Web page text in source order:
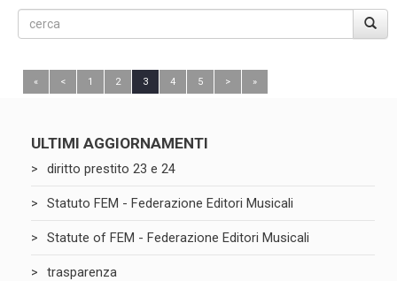
« < 1 2 3 4 5 > »
ULTIMI AGGIORNAMENTI
diritto prestito 23 e 24
Statuto FEM - Federazione Editori Musicali
Statute of FEM - Federazione Editori Musicali
trasparenza